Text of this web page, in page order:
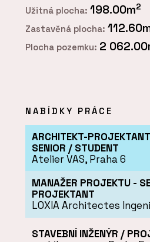
Užitná plocha: 198.00m2
Zastavěná plocha:
Plocha pozemku: 2
NABÍDKY PRÁCE
ARCHITEKT-
SENIOR / STUDENT
Atelier VAS, Praha 6
MANAŽER PROJEKTU -
PROJEKTANT
LOXIA Architectes
STAVEBNÍ INŽENÝR /